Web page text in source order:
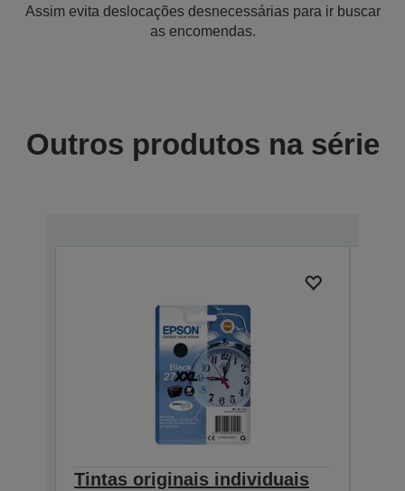
Assim evita deslocações desnecessárias para ir buscar
as encomendas.
Outros produtos na série
Tintas originais individuais